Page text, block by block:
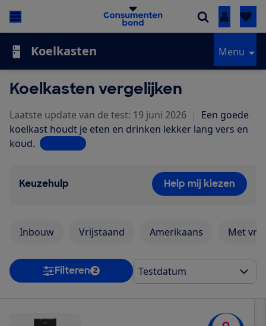
Inloggen
Koelkasten Menu
Koelkasten vergelijken
Laatste update van de test: 19 juni 2026 | Een goede
koelkast houdt je eten en drinken lekker lang vers en
koud. Lees meer
Keuzehulp Help mij kiezen
Inbouw Vrijstaand Amerikaans Met
Filteren 2